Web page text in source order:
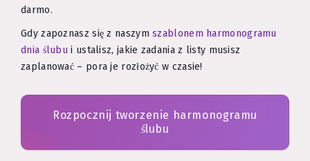
darmo.
Gdy zapoznasz się z naszymszablonem harmonogramu
dnia ślubu i ustalisz, jakie zadania z listy musisz
zaplanować – pora je rozłożyć w czasie!
Rozpocznij tworzenie harmonogramu
ślubu